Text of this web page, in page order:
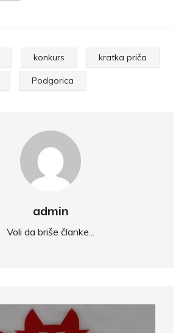
konkurs kratka priča
Podgorica
admin
Voli da briše članke...